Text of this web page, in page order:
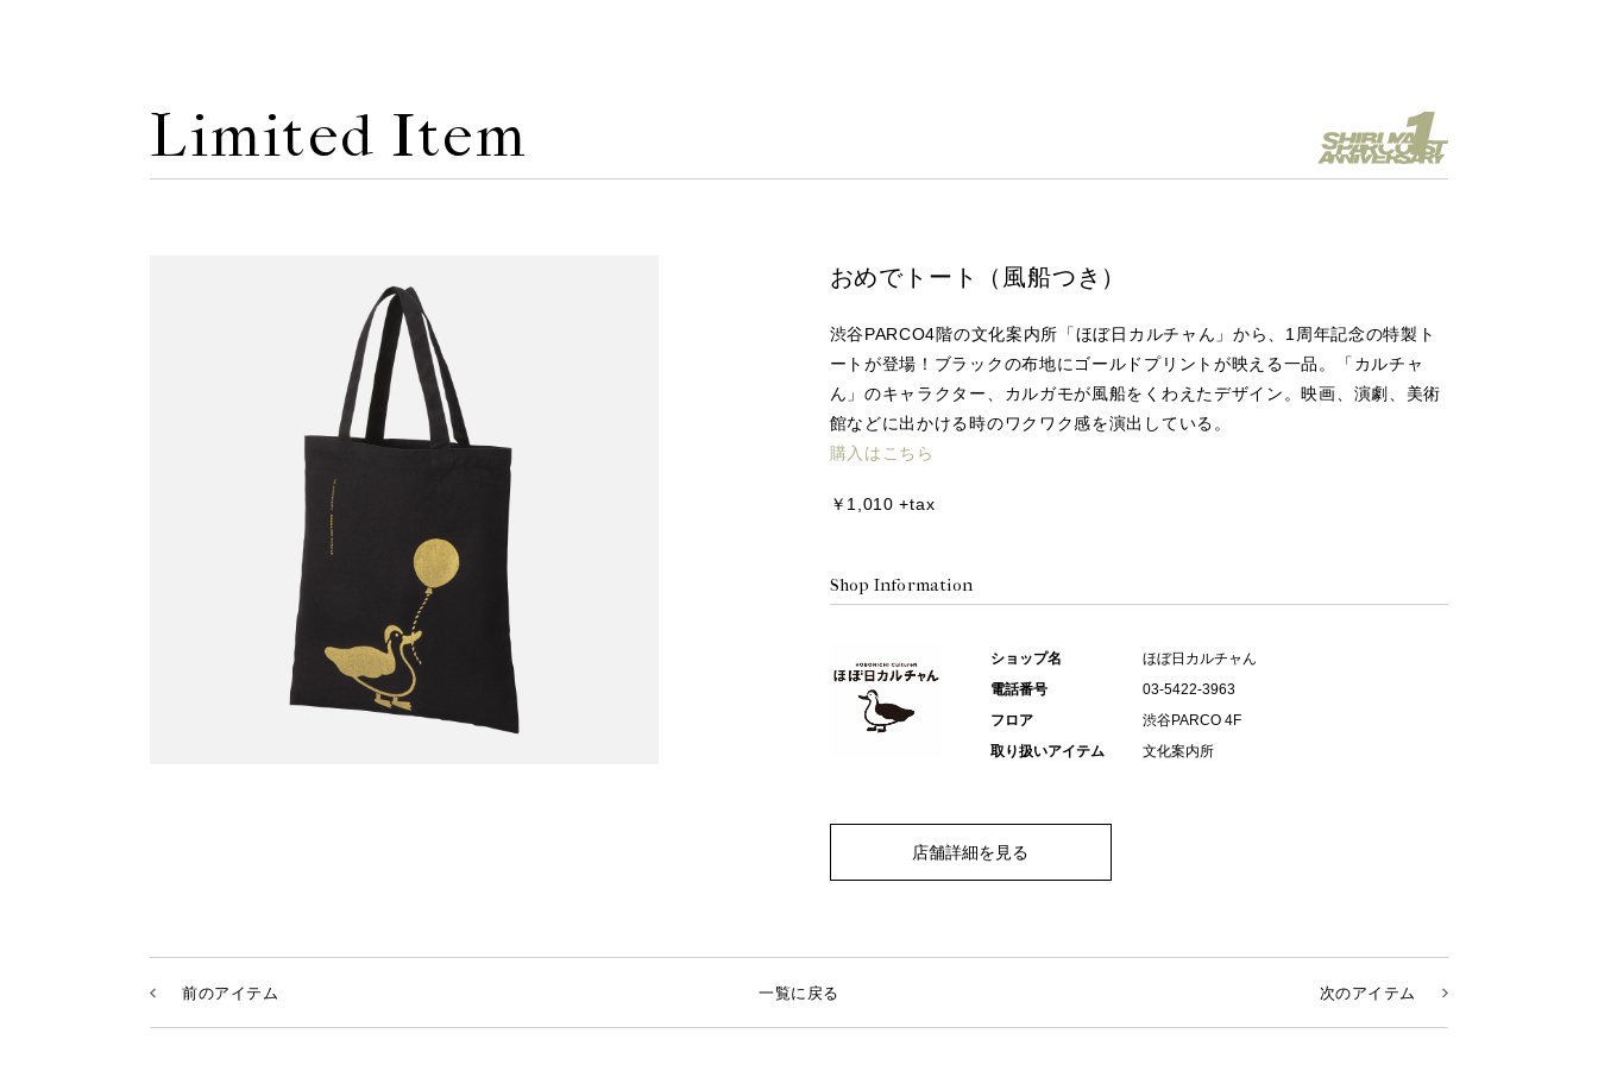
Limited Item
おめでトート（風船つき）
渋谷PARCO4階の文化案内所「ほぼ日カルチャん」から、1周年記念の特製ト
ートが登場！ブラックの布地にゴールドプリントが映える一品。「カルチャ
ん」のキャラクター、カルガモが風船をくわえたデザイン。映画、演劇、美術
館などに出かける時のワクワク感を演出している。
購入はこちら
￥1,010 +tax
Shop Information
ショップ名
ほぼ日カルチャん
電話番号
03-5422-3963
フロア
渋谷PARCO 4F
取り扱いアイテム
文化案内所
店舗詳細を見る
前のアイテム 一覧に戻る 次のアイテム